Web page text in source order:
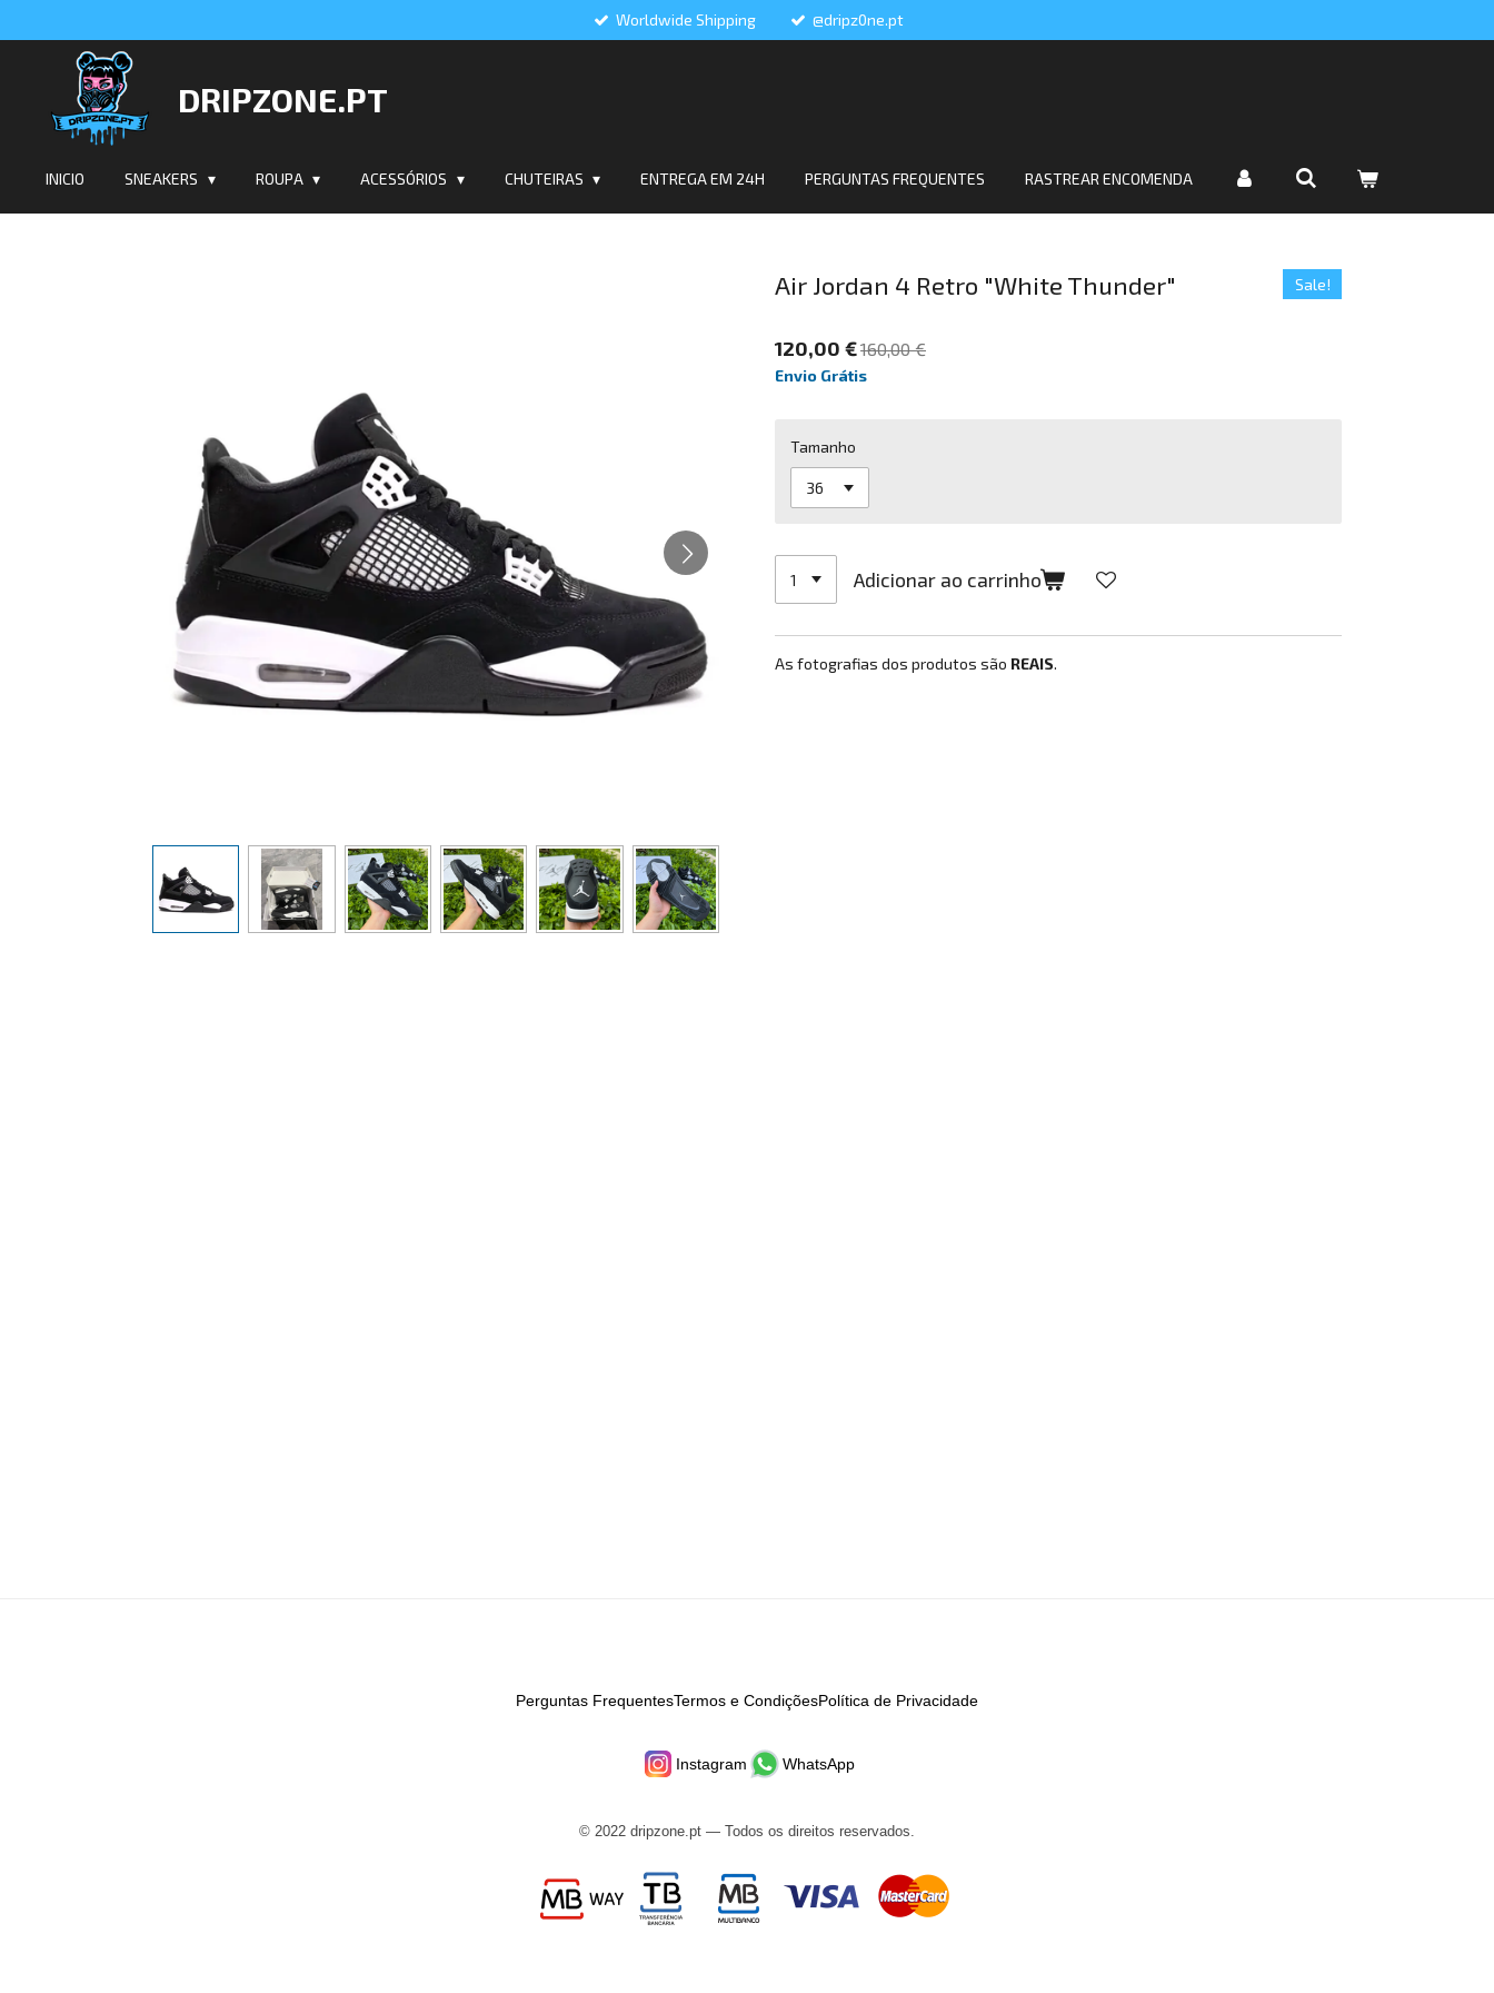
conteúdo
principal
Worldwide Shipping @dripz0ne.pt
DRIPZONE.PT
INICIO SNEAKERS ROUPA ACESSÓRIOS CHUTEIRAS ENTREGA EM 24H PERGUNTAS FREQUENTES RASTREAR ENCOMENDA
Air Jordan 4 Retro "White Thunder" Sale!
120,00 €160,00 €
Envio Grátis
Tamanho
Adicionar ao carrinho
As fotografias dos produtos são REAIS.
Perguntas FrequentesTermos e CondiçõesPolítica de Privacidade
Instagram WhatsApp
© 2022 dripzone.pt — Todos os direitos reservados.